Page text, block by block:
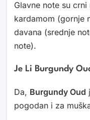
Glavne note su
kardamom (gornje
davana (srednje
note).
Je Li Burgundy
Da, Burgundy Oud
pogodan i za